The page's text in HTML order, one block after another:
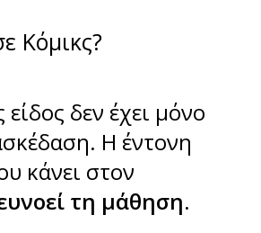
Κόμικς?
δεν έχει μόνο
Η έντονη
κάνει στον
τη μάθηση.